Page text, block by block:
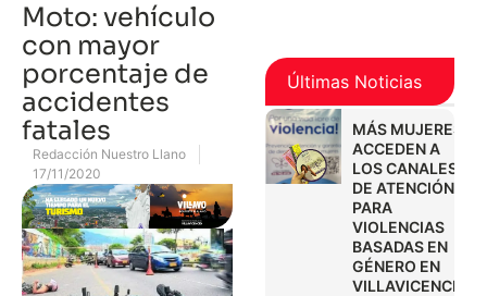
Moto: vehículo
con mayor
porcentaje de
accidentes
fatales
Redacción Nuestro Llano
17/11/2020
Últimas Noticias
MÁS MUJERES
ACCEDEN A
LOS CANALES
DE ATENCIÓN
PARA
VIOLENCIAS
BASADAS EN
GÉNERO EN
VILLAVICENCIO